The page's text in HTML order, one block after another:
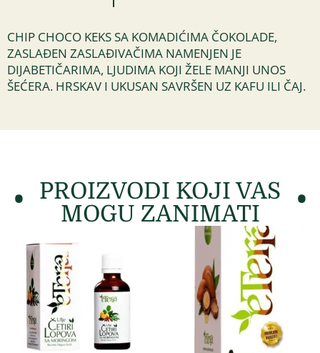
CHIP CHOCO KEKS SA KOMADIĆIMA ČOKOLADE,
ZASLAĐEN ZASLAĐIVAČIMA NAMENJEN JE
DIJABETIČARIMA, LJUDIMA KOJI ŽELE MANJI UNOS
ŠEĆERA. HRSKAV I UKUSAN SAVRŠEN UZ KAFU ILI ČAJ.
PROIZVODI KOJI VAS
MOGU ZANIMATI